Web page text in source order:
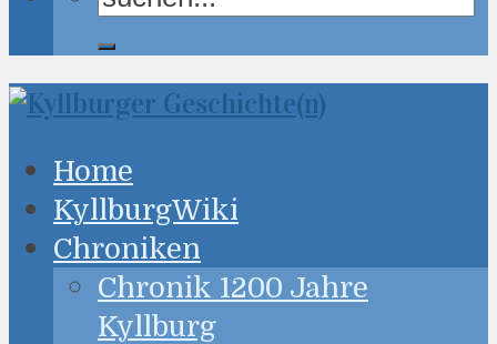
Home
KyllburgWiki
Chroniken
Chronik 1200 Jahre
Kyllburg